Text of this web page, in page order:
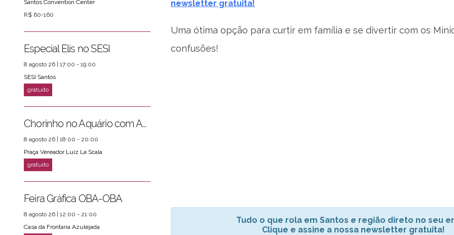
newsletter gratuita!
Uma ótima opção para curtir em família e se divertir com os
confusões!
Tudo o que rola em Santos e região direto no seu
Clique e assine a nossa newsletter gratuita!
Santos Convention Center
R$ 60-160
Especial Elis no SESI
8 agosto 26 | 17:00 - 19:00
SESI Santos
Chorinho no Aquário com Amigos da Música e Mari Torres
8 agosto 26 | 18:00 - 20:00
Praça Vereador Luiz La Scala
Feira Gráfica OBA-OBA
8 agosto 26 | 12:00 - 21:00
Casa da Frontaria Azulejada